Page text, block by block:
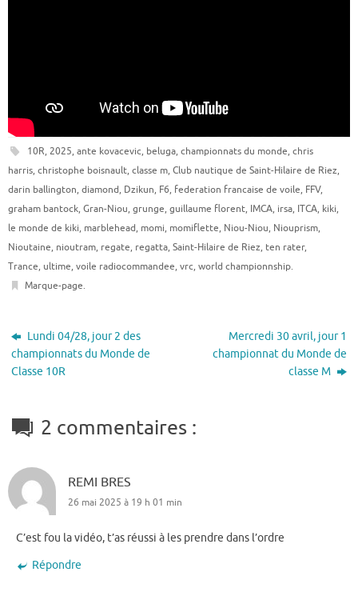
10R, 2025, ante kovacevic, beluga, championnats du monde, chris
harris, christophe boisnault, classe m, Club nautique de Saint-Hilaire de Riez,
darin ballington, diamond, Dzikun, F6, federation francaise de voile, FFV,
graham bantock, Gran-Niou, grunge, guillaume florent, IMCA, irsa, ITCA, kiki,
le monde de kiki, marblehead, momi, momiflette, Niou-Niou, Niouprism,
Nioutaine, nioutram, regate, regatta, Saint-Hilaire de Riez, ten rater,
Trance, ultime, voile radiocommandee, vrc, world championnship.
Marque-page.
Lundi 04/28, jour 2 des
championnats du Monde de
Classe 10R
Mercredi 30 avril, jour 1
championnat du Monde de
classe M
2 commentaires :
REMI BRES
26 mai 2025 à 19 h 01 min
C’est fou la vidéo, t’as réussi à les prendre dans l’ordre
Répondre